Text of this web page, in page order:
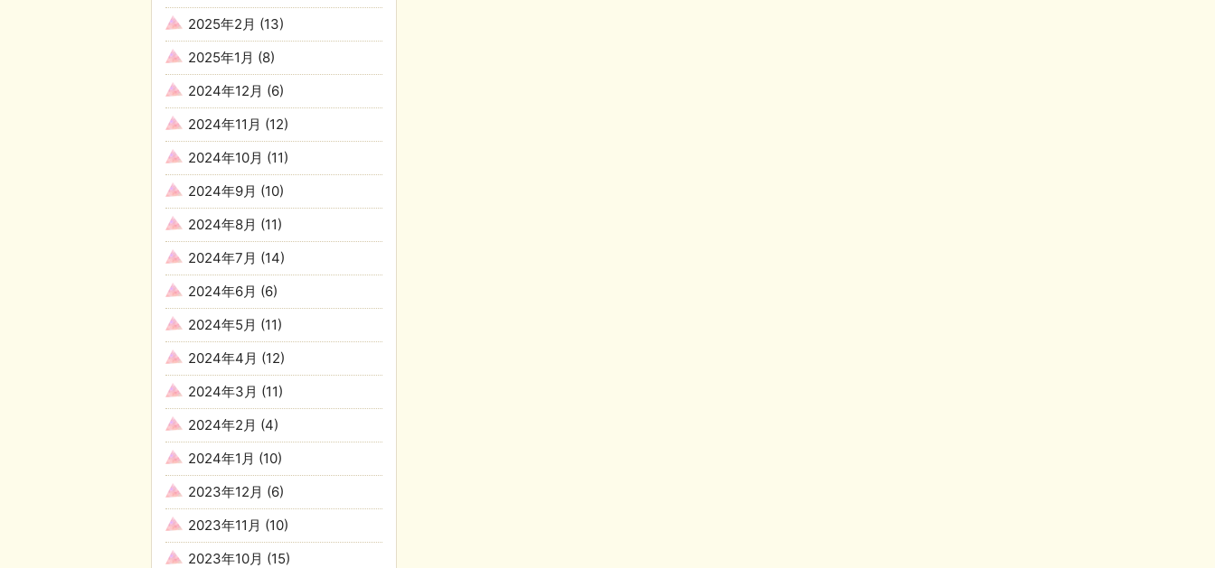
2025年2月 (13)
2025年1月 (8)
2024年12月 (6)
2024年11月 (12)
2024年10月 (11)
2024年9月 (10)
2024年8月 (11)
2024年7月 (14)
2024年6月 (6)
2024年5月 (11)
2024年4月 (12)
2024年3月 (11)
2024年2月 (4)
2024年1月 (10)
2023年12月 (6)
2023年11月 (10)
2023年10月 (15)